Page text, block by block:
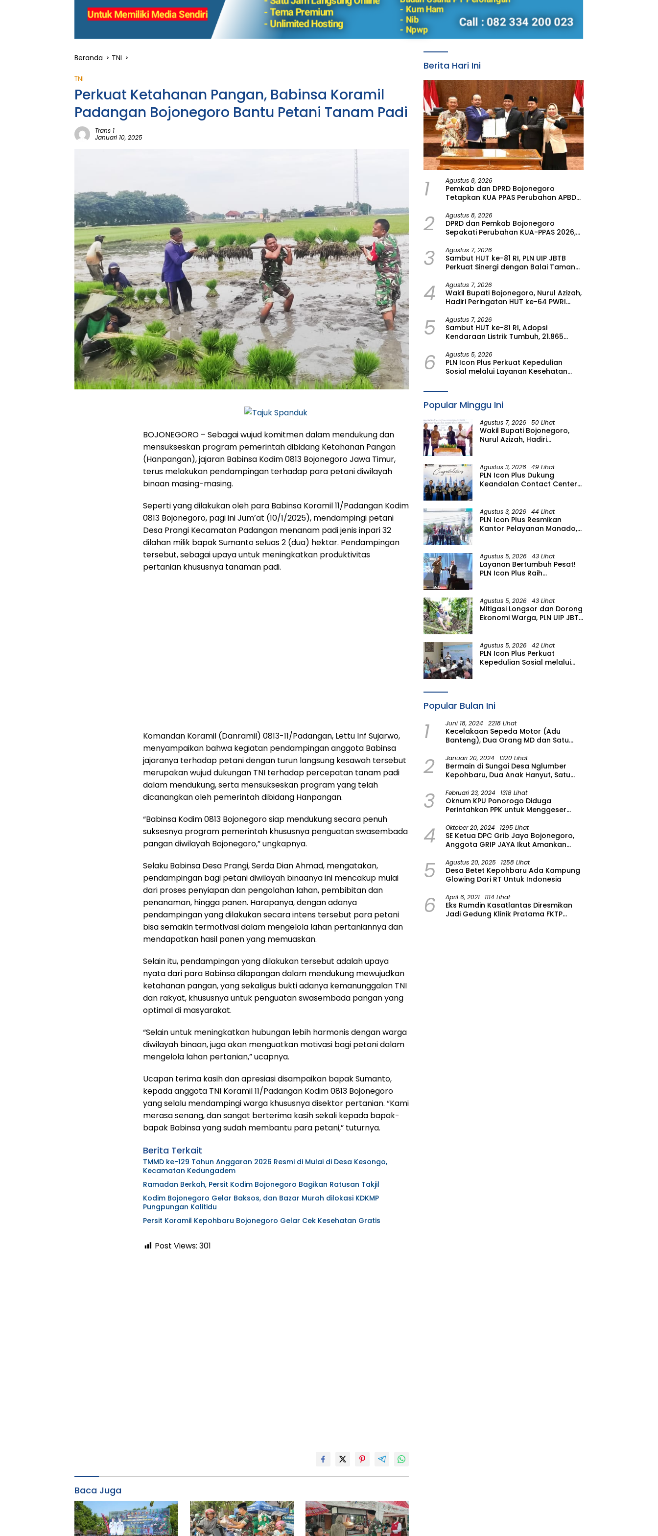
Beranda TNI
TNI
Perkuat Ketahanan Pangan, Babinsa Koramil
Padangan Bojonegoro Bantu Petani Tanam Padi
Trans 1
Januari 10, 2025
BOJONEGORO – Sebagai wujud komitmen dalam mendukung dan
mensukseskan program pemerintah dibidang Ketahanan Pangan
(Hanpangan), jajaran Babinsa Kodim 0813 Bojonegoro Jawa Timur,
terus melakukan pendampingan terhadap para petani diwilayah
binaan masing-masing.
Seperti yang dilakukan oleh para Babinsa Koramil 11/Padangan Kodim
0813 Bojonegoro, pagi ini Jum’at (10/1/2025), mendampingi petani
Desa Prangi Kecamatan Padangan menanam padi jenis inpari 32
dilahan milik bapak Sumanto seluas 2 (dua) hektar. Pendampingan
tersebut, sebagai upaya untuk meningkatkan produktivitas
pertanian khususnya tanaman padi.
Komandan Koramil (Danramil) 0813-11/Padangan, Lettu Inf Sujarwo,
menyampaikan bahwa kegiatan pendampingan anggota Babinsa
jajaranya terhadap petani dengan turun langsung kesawah tersebut
merupakan wujud dukungan TNI terhadap percepatan tanam padi
dalam mendukung, serta mensukseskan program yang telah
dicanangkan oleh pemerintah dibidang Hanpangan.
“Babinsa Kodim 0813 Bojonegoro siap mendukung secara penuh
suksesnya program pemerintah khususnya penguatan swasembada
pangan diwilayah Bojonegoro,” ungkapnya.
Selaku Babinsa Desa Prangi, Serda Dian Ahmad, mengatakan,
pendampingan bagi petani diwilayah binaanya ini mencakup mulai
dari proses penyiapan dan pengolahan lahan, pembibitan dan
penanaman, hingga panen. Harapanya, dengan adanya
pendampingan yang dilakukan secara intens tersebut para petani
bisa semakin termotivasi dalam mengelola lahan pertaniannya dan
mendapatkan hasil panen yang memuaskan.
Selain itu, pendampingan yang dilakukan tersebut adalah upaya
nyata dari para Babinsa dilapangan dalam mendukung mewujudkan
ketahanan pangan, yang sekaligus bukti adanya kemanunggalan TNI
dan rakyat, khususnya untuk penguatan swasembada pangan yang
optimal di masyarakat.
“Selain untuk meningkatkan hubungan lebih harmonis dengan warga
diwilayah binaan, juga akan menguatkan motivasi bagi petani dalam
mengelola lahan pertanian,” ucapnya.
Ucapan terima kasih dan apresiasi disampaikan bapak Sumanto,
kepada anggota TNI Koramil 11/Padangan Kodim 0813 Bojonegoro
yang selalu mendampingi warga khususnya disektor pertanian. “Kami
merasa senang, dan sangat berterima kasih sekali kepada bapak-
bapak Babinsa yang sudah membantu para petani,” tuturnya.
Berita Terkait
TMMD ke-129 Tahun Anggaran 2026 Resmi di Mulai di Desa Kesongo,
Kecamatan Kedungadem
Ramadan Berkah, Persit Kodim Bojonegoro Bagikan Ratusan Takjil
Kodim Bojonegoro Gelar Baksos, dan Bazar Murah dilokasi KDKMP
Pungpungan Kalitidu
Persit Koramil Kepohbaru Bojonegoro Gelar Cek Kesehatan Gratis
Post Views: 301
Baca Juga
Berita Hari Ini
1 Agustus 8, 2026
Pemkab dan DPRD Bojonegoro
Tetapkan KUA PPAS Perubahan APBD
2 Agustus 8, 2026
DPRD dan Pemkab Bojonegoro
Sepakati Perubahan KUA-PPAS 2026,
Rakyat
3 Agustus 7, 2026
Sambut HUT ke-81 RI, PLN UIP JBTB
Perkuat Sinergi dengan Balai Taman
Rencana Proyek SUTET 500 kV Paiton–
Watudodol/Kalipuro
4 Agustus 7, 2026
Wakil Bupati Bojonegoro, Nurul Azizah,
Hadiri Peringatan HUT ke-64 PWRI
5 Agustus 7, 2026
Sambut HUT ke-81 RI, Adopsi
Kendaraan Listrik Tumbuh, 21.865
Charging Services PLN pada Semester
I 2026
6 Agustus 5, 2026
PLN Icon Plus Perkuat Kepedulian
Sosial melalui Layanan Kesehatan
Lansia di Malang
Popular Minggu Ini
Agustus 7, 2026 50 Lihat
Wakil Bupati Bojonegoro,
Nurul Azizah, Hadiri
Agustus 3, 2026 49 Lihat
PLN Icon Plus Dukung
Keandalan Contact Center
Agustus 3, 2026 44 Lihat
PLN Icon Plus Resmikan
Kantor Pelayanan Manado,
Agustus 5, 2026 43 Lihat
Layanan Bertumbuh Pesat!
PLN Icon Plus Raih
Agustus 5, 2026 43 Lihat
Mitigasi Longsor dan Dorong
Ekonomi Warga, PLN UIP JBTB
Aren Genjah Asal Aceh di
Banyuwangi
Agustus 5, 2026 42 Lihat
PLN Icon Plus Perkuat
Kepedulian Sosial melalui
Popular Bulan Ini
1 Juni 18, 2024 2218 Lihat
Kecelakaan Sepeda Motor (Adu
Banteng), Dua Orang MD dan Satu
2 Januari 20, 2024 1320 Lihat
Bermain di Sungai Desa Nglumber
Kepohbaru, Dua Anak Hanyut, Satu
Masih Dalam Pencarian
3 Februari 23, 2024 1318 Lihat
Oknum KPU Ponorogo Diduga
Perintahkan PPK untuk Menggeser
Provinsi Asal Partai Gerindra
4 Oktober 20, 2024 1295 Lihat
SE Ketua DPC Grib Jaya Bojonegoro,
Anggota GRIP JAYA Ikut Amankan
Wilayah Bojonegoro
5 Agustus 20, 2025 1258 Lihat
Desa Betet Kepohbaru Ada Kampung
Glowing Dari RT Untuk Indonesia
6 April 6, 2021 1114 Lihat
Eks Rumdin Kasatlantas Diresmikan
Jadi Gedung Klinik Pratama FKTP